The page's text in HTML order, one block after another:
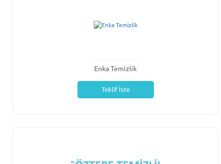
Enka Temizlik
Teklif İste